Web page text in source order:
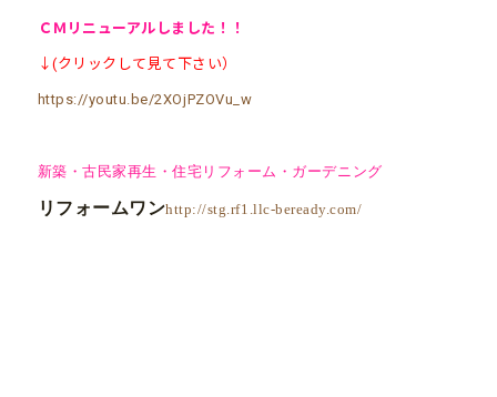
ＣＭ リニューアル しました！！
↓(クリックして見て下さい）
https://youtu.be/2XOjPZOVu_w
新築・古民家再生・住宅リフォーム・ガーデニング
リフォームワンhttp://stg.rf1.llc-beready.com/